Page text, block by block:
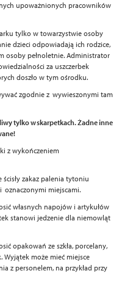
upoważnionych pracowników
tylko w towarzystwie osoby
dzieci odpowiadają ich rodzice,
osoby pełnoletnie. Administrator
za uszczerbek
doszło w tym ośrodku.
zgodnie z wywieszonymi tam
tylko w skarpetkach. Żadne inne
z wykończeniem
zakaz palenia tytoniu
miejscami.
własnych napojów i artykułów
stanowi jedzenie dla niemowląt
opakowań ze szkła, porcelany,
Wyjątek może mieć miejsce
z personelem, na przykład przy